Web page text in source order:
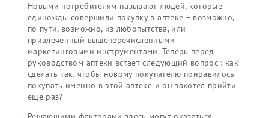
Новыми потребителям называют людей, которые
единожды совершили покупку в аптеке – возможно,
по пути, возможно, из любопытства, или
привлеченный вышеперечисленными
маркетинговыми инструментами. Теперь перед
руководством аптеки встает следующий вопрос : как
сделать так, чтобы новому покупателю понравилось
покупать именно в этой аптеке и он захотел прийти
еще раз?